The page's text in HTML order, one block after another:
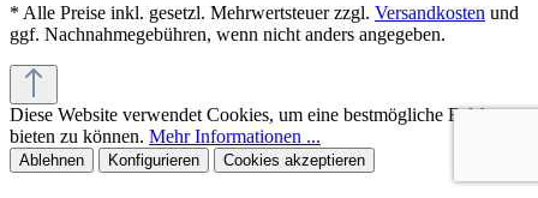
* Alle Preise inkl. gesetzl. Mehrwertsteuer zzgl. Versandkosten und
ggf. Nachnahmegebühren, wenn nicht anders angegeben.
Diese Website verwendet Cookies, um eine bestmögliche Erfahrung
bieten zu können. Mehr Informationen ...
Ablehnen Konfigurieren Cookies akzeptieren